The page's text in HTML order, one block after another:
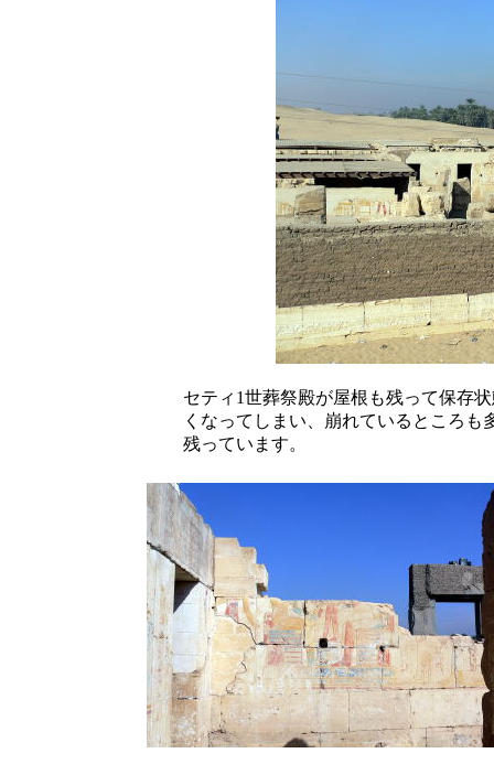
セティ1世葬祭殿が屋根も残って保存
くなってしまい、崩れているところ
残っています。